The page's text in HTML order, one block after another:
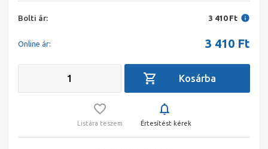
Bolti ár: 3 410 Ft
Online ár: 3 410 Ft
Listára teszem Értesítést kérek